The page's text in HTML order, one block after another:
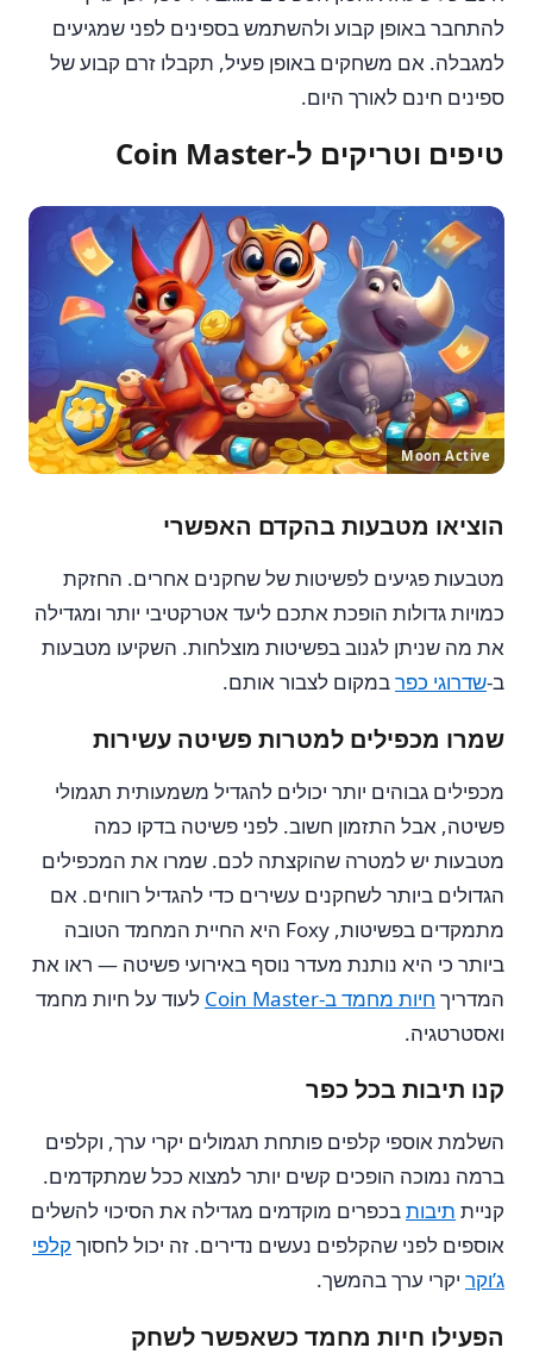
להתחבר באופן קבוע ולהשתמש בספינים לפני שמגיעים
למגבלה. אם משחקים באופן פעיל, תקבלו זרם קבוע של
ספינים חינם לאורך היום.
טיפים וטריקים ל-Coin Master
Moon Active
הוציאו מטבעות בהקדם האפשרי
מטבעות פגיעים לפשיטות של שחקנים אחרים. החזקת
כמויות גדולות הופכת אתכם ליעד אטרקטיבי יותר ומגדילה
את מה שניתן לגנוב בפשיטות מוצלחות. השקיעו מטבעות
ב-שדרוגי כפרבמקום לצבור אותם.
שמרו מכפילים למטרות פשיטה עשירות
מכפילים גבוהים יותר יכולים להגדיל משמעותית תגמולי
פשיטה, אבל התזמון חשוב. לפני פשיטה בדקו כמה
מטבעות יש למטרה שהוקצתה לכם. שמרו את המכפילים
הגדולים ביותר לשחקנים עשירים כדי להגדיל רווחים. אם
מתמקדים בפשיטות, Foxy היא החיית המחמד הטובה
ביותר כי היא נותנת מעדר נוסף באירועי פשיטה — ראו את
המדריך חיות מחמד ב-Coin Master
לעוד על חיות מחמד
ואסטרטגיה.
קנו תיבות בכל כפר
השלמת אוספי קלפים פותחת תגמולים יקרי ערך, וקלפים
ברמה נמוכה הופכים קשים יותר למצוא ככל שמתקדמים.
קניית תיבותבכפרים מוקדמים מגדילה את הסיכוי להשלים
אוספים לפני שהקלפים נעשים נדירים. זה יכול לחסוך קלפי
ג’וקר יקרי ערך בהמשך.
הפעילו חיות מחמד כשאפשר לשחק